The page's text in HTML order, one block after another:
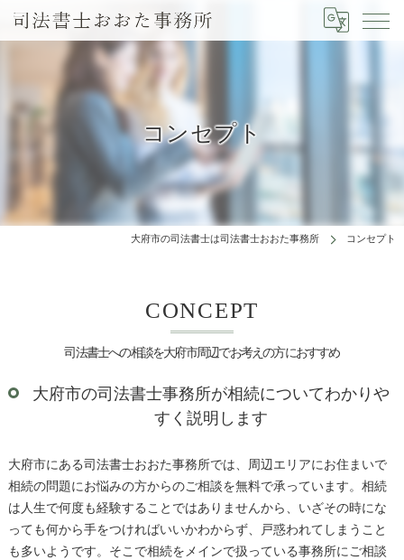
コンセプト
大府市の司法書士は司法書士おおた事務所 コンセプト
司法書士への相談を大府市周辺でお考えの方におすすめ
CONCEPT
大府市の司法書士事務所が相続についてわかりや
すく説明します
大府市にある司法書士おおた事務所では、周辺エリアにお住まいで
相続の問題にお悩みの方からのご相談を無料で承っています。相続
は人生で何度も経験することではありませんから、いざその時にな
っても何から手をつければいいかわからず、戸惑われてしまうこと
も多いようです。そこで相続をメインで扱っている事務所にご相談